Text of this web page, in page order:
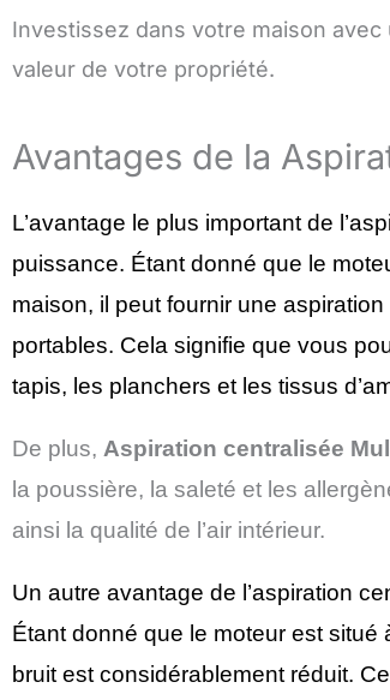
Investissez dans votre maison
valeur de votre propriété.
Avantages de la
L’avantage le plus important de
puissance. Étant donné que le
maison, il peut fournir une
portables. Cela signifie que vous
tapis, les planchers et les tissus
De plus, Aspiration centralisée
la poussière, la saleté et les
ainsi la qualité de l’air intérieur.
Un autre avantage de l’aspiration
Étant donné que le moteur est situé
bruit est considérablement réduit.